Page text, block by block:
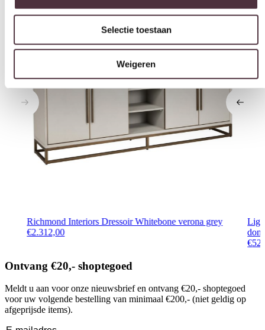
Weigeren
Richmond Interiors Dressoir Whitebone verona grey
€2.312,00
€
Ontvang €20,- shoptegoed
Meldt u aan voor onze nieuwsbrief en ontvang €20,- shoptegoed
voor uw volgende bestelling van minimaal €200,- (niet geldig op
afgeprijsde items).